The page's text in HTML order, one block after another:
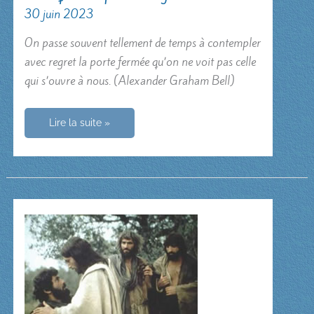
30 juin 2023
On passe souvent tellement de temps à contempler
avec regret la porte fermée qu’on ne voit pas celle
qui s’ouvre à nous. (Alexander Graham Bell)
Lorsqu’une
se
Lire la suite »